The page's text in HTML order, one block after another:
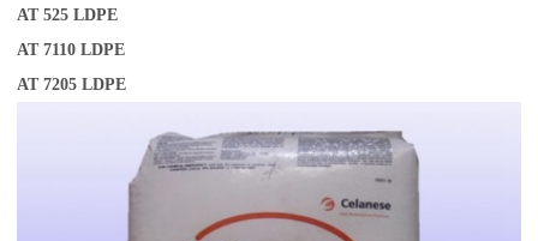
AT 525 LDPE
AT 7110 LDPE
AT 7205 LDPE